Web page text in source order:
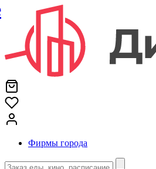
Фирмы города